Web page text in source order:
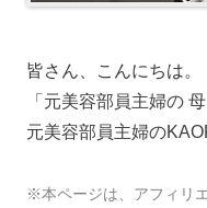
皆さん、こんにちは。
「元美容部員主婦の
元美容部員主婦の
※本ページは、アフィリ